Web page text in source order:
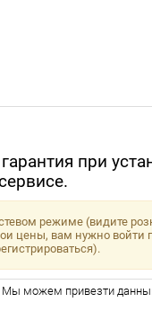
при
режиме (видите
цены, вам нужно войти
Мы можем привезти